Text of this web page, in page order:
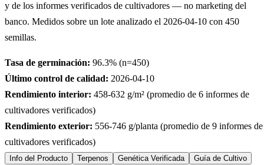
y de los informes verificados de cultivadores — no marketing del
banco. Medidos sobre un lote analizado el 2026-04-10 con 450
semillas.
Tasa de germinación: 96.3% (n=450)
Último control de calidad: 2026-04-10
Rendimiento interior: 458-632 g/m² (promedio de 6 informes de
cultivadores verificados)
Rendimiento exterior: 556-746 g/planta (promedio de 9 informes de
cultivadores verificados)
Info del Producto Terpenos Genética Verificada Guía de Cultivo